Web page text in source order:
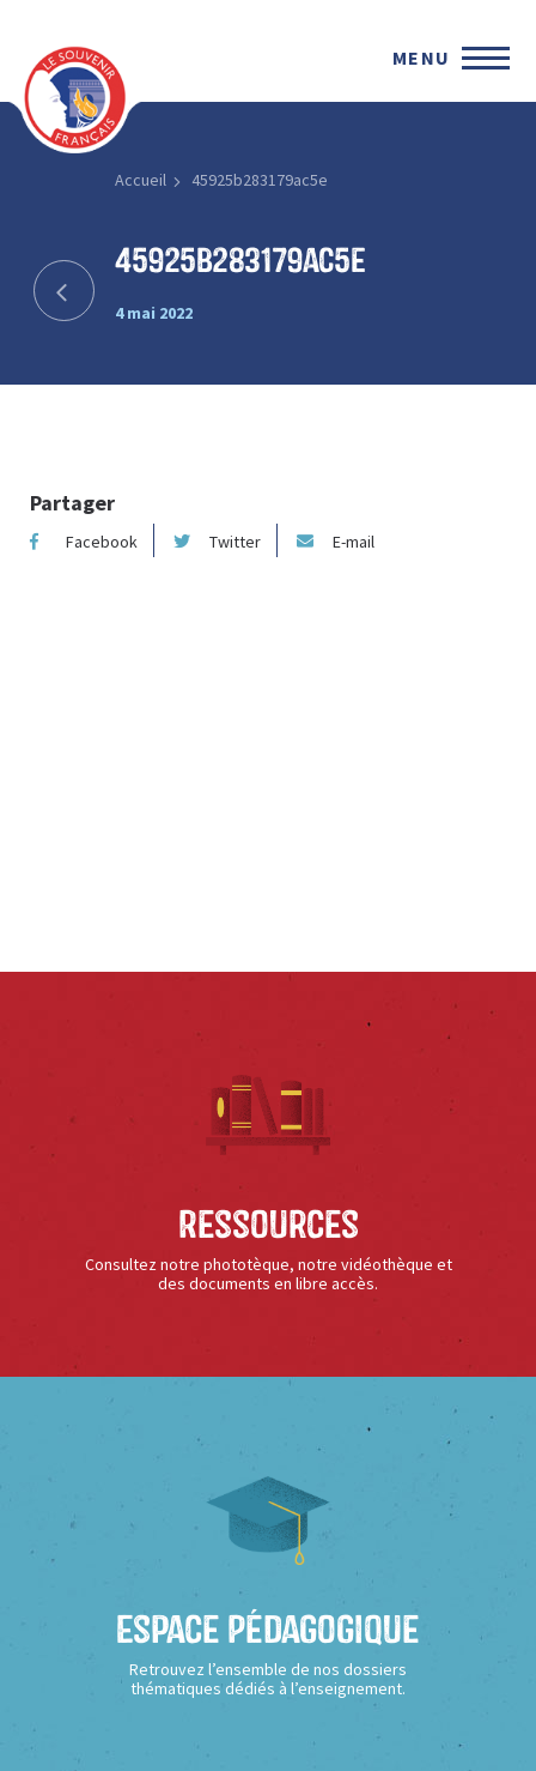
MENU
Accueil 45925b283179ac5e
45925b283179ac5e
4 mai 2022
Partager
Facebook Twitter E-mail
Ressources
Consultez notre phototèque, notre vidéothèque et
des documents en libre accès.
Espace Pédagogique
Retrouvez l’ensemble de nos dossiers
thématiques dédiés à l’enseignement.